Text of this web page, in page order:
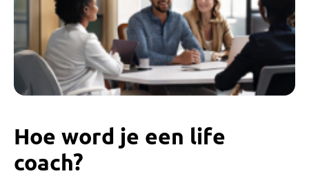
Hoe word je een life
coach?